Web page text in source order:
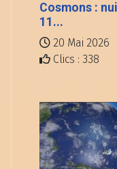
Cosmons :
11...
20 Mai 2026
Clics : 338